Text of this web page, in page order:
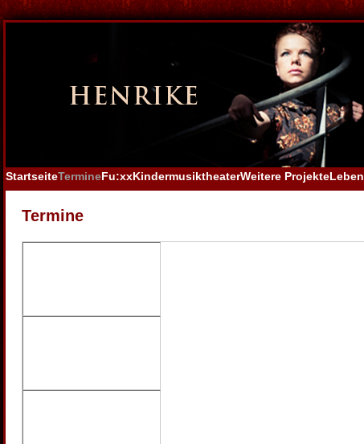
StartseiteTermineFu:xxKindermusiktheaterWeitere ProjekteLeben
Termine